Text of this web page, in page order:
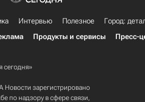
Интервью Полезное
Город:
Продукты и сервисы Пресс-
Новости зарегистрировано
по надзору в сфере связи,